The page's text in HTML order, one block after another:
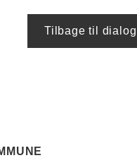
Tilbage til dialog